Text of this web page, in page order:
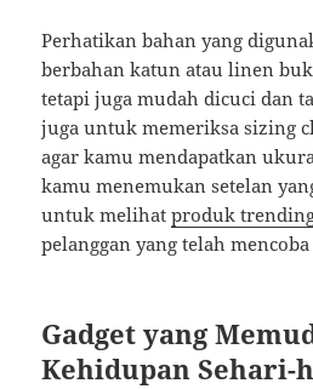
Perhatikan bahan yang
berbahan katun atau linen
tetapi juga mudah dicuci dan
juga untuk memeriksa sizing
agar kamu mendapatkan
kamu menemukan setelan
untuk melihatproduk
pelanggan yang telah
Gadget yang
Kehidupan Sehari-